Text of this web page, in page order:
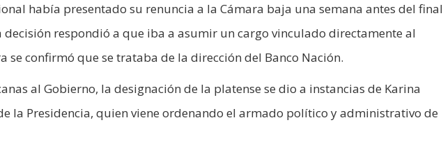
había presentado su renuncia a la Cámara baja una semana antes del final
respondió a que iba a asumir un cargo vinculado directamente al
se confirmó que se trataba de la dirección del Banco Nación.
al Gobierno, la designación de la platense se dio a instancias de Karina
la Presidencia, quien viene ordenando el armado político y administrativo de